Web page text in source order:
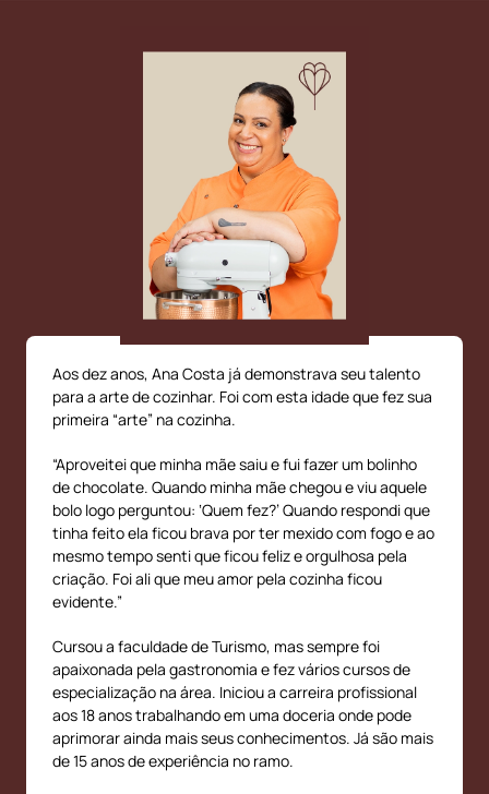
Quem é Ana Costa?
Aos dez anos, Ana Costa já demonstrava seu talento
para a arte de cozinhar. Foi com esta idade que fez sua
primeira “arte” na cozinha.
“Aproveitei que minha mãe saiu e fui fazer um bolinho
de chocolate. Quando minha mãe chegou e viu aquele
bolo logo perguntou: ‘Quem fez?’ Quando respondi que
tinha feito ela ficou brava por ter mexido com fogo e ao
mesmo tempo senti que ficou feliz e orgulhosa pela
criação. Foi ali que meu amor pela cozinha ficou
evidente.”
Cursou a faculdade de Turismo, mas sempre foi
apaixonada pela gastronomia e fez vários cursos de
especialização na área. Iniciou a carreira profissional
aos 18 anos trabalhando em uma doceria onde pode
aprimorar ainda mais seus conhecimentos. Já são mais
de 15 anos de experiência no ramo.